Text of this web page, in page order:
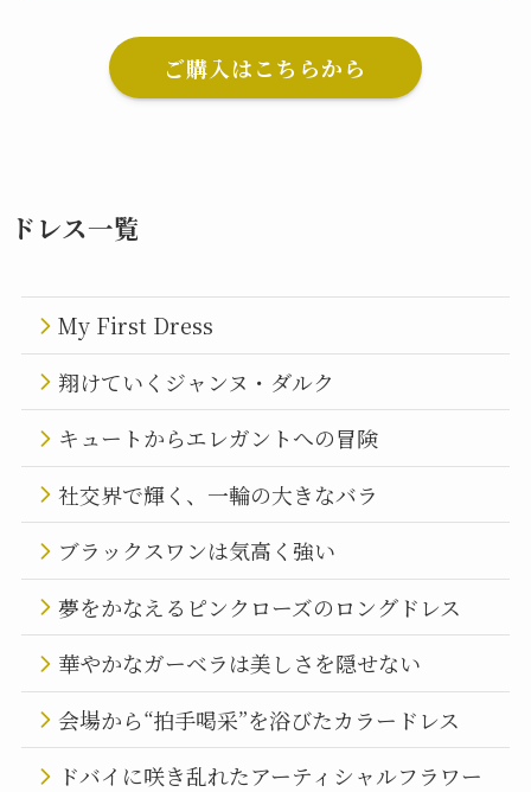
ご購入はこちらから
ドレス一覧
My First Dress
翔けていくジャンヌ・ダルク
キュートからエレガントへの冒険
社交界で輝く、一輪の大きなバラ
ブラックスワンは気高く強い
夢をかなえるピンクローズのロングドレス
華やかなガーベラは美しさを隠せない
会場から“拍手喝采”を浴びたカラードレス
ドバイに咲き乱れたアーティシャルフラワー